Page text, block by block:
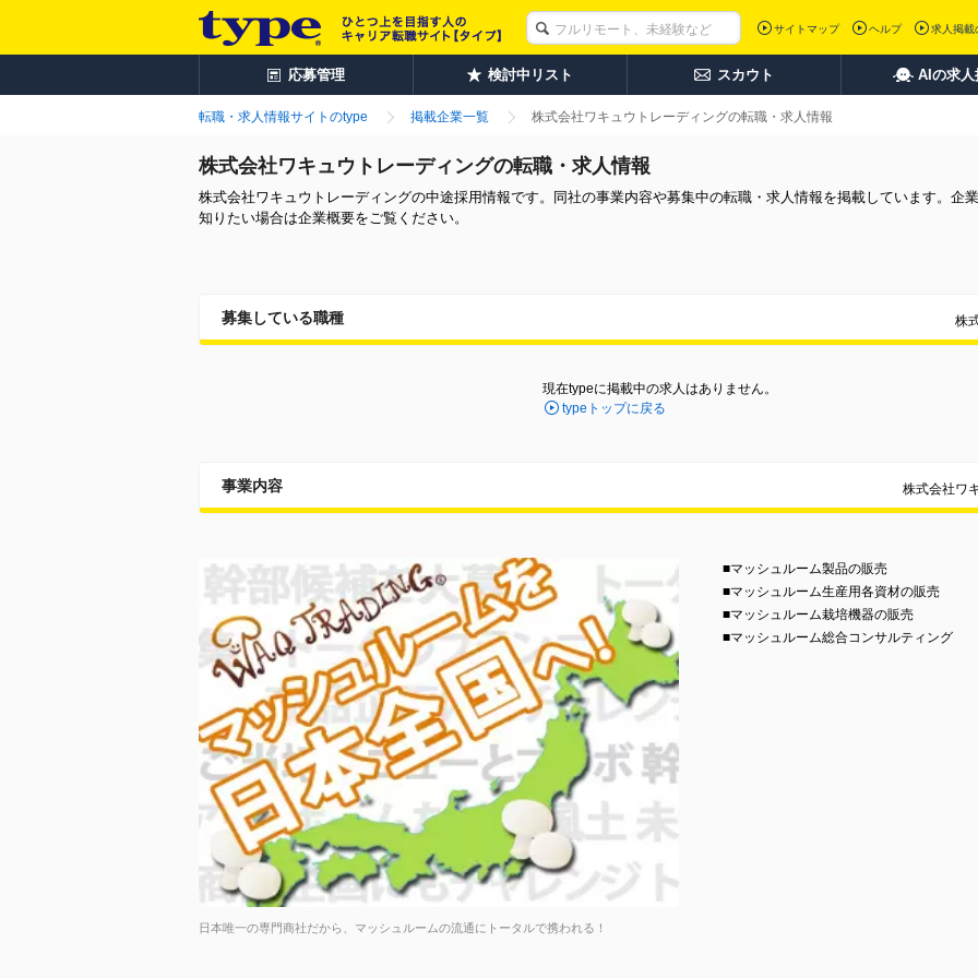
サイトマップ ヘルプ 求人掲載
応募管理 検討中リスト スカウト AIの求人
転職・求人情報サイトのtype 掲載企業一覧 株式会社ワキュウトレーディングの転職・求人情報
株式会社ワキュウトレーディングの転職・求人情報
株式会社ワキュウトレーディングの中途採用情報です。同社の事業内容や募集中の転職・求人情報を掲載しています。企
知りたい場合は企業概要をご覧ください。
募集している職種 株
現在typeに掲載中の求人はありません。
typeトップに戻る
事業内容 株式会社ワ
日本唯一の専門商社だから、マッシュルームの流通にトータルで携われる！
■マッシュルーム製品の販売
■マッシュルーム生産用各資材の販売
■マッシュルーム栽培機器の販売
■マッシュルーム総合コンサルティング